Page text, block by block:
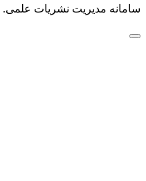
سامانه مدیریت نشریات علمی.